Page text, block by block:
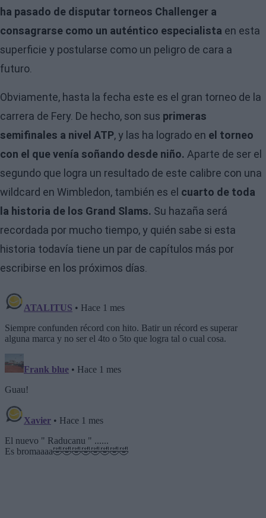
ha pasado de disputar torneos Challenger a
consagrarse como un auténtico especialista en esta
superficie y postularse como un peligro de cara a
futuro.
Obviamente, hasta la fecha este es el gran torneo de la
carrera de Fery. De hecho, son sus primeras
semifinales a nivel ATP, y las ha logrado en el torneo
con el que venía soñando desde niño. Aparte de ser el
segundo que logra un resultado de este calibre con una
wildcard en Wimbledon, también es el cuarto de toda
la historia de los Grand Slams. Su hazaña será
recordada por mucho tiempo, y quién sabe si esta
historia todavía tiene un par de capítulos más por
escribirse en los próximos días.